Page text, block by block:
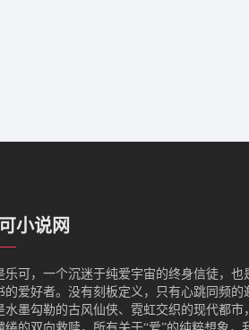
小说网
乐可，一个沉迷于纯爱宇宙的终身信徒，也
的爱好者。没有刻板定义，只有心跳同频的
水墨勾勒的古风仙侠、霓虹交织的现代都市